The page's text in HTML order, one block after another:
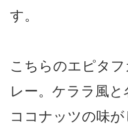
す。
こちらのエピタ
レー。ケララ風
ココナッツの味